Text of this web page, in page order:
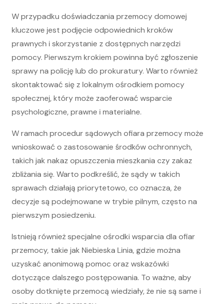
W przypadku doświadczania przemocy domowej
kluczowe jest podjęcie odpowiednich kroków
prawnych i skorzystanie z dostępnych narzędzi
pomocy. Pierwszym krokiem powinna być zgłoszenie
sprawy na policję lub do prokuratury. Warto również
skontaktować się z lokalnym ośrodkiem pomocy
społecznej, który może zaoferować wsparcie
psychologiczne, prawne i materialne.
W ramach procedur sądowych ofiara przemocy może
wnioskować o zastosowanie środków ochronnych,
takich jak nakaz opuszczenia mieszkania czy zakaz
zbliżania się. Warto podkreślić, że sądy w takich
sprawach działają priorytetowo, co oznacza, że
decyzje są podejmowane w trybie pilnym, często na
pierwszym posiedzeniu.
Istnieją również specjalne ośrodki wsparcia dla ofiar
przemocy, takie jak Niebieska Linia, gdzie można
uzyskać anonimową pomoc oraz wskazówki
dotyczące dalszego postępowania. To ważne, aby
osoby dotknięte przemocą wiedziały, że nie są same i